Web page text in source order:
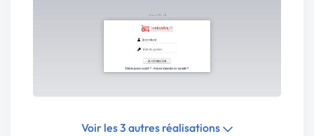
Voir les 3 autres réalisations